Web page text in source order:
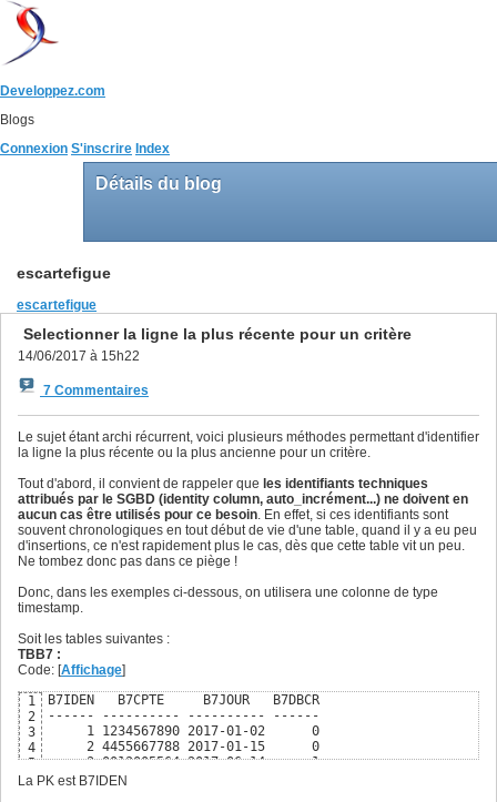
Developpez.com
Blogs
Connexion S'inscrire Index
Détails du blog
escartefigue
escartefigue
Selectionner la ligne la plus récente pour un critère
14/06/2017 à 15h22
7 Commentaires
Le sujet étant archi récurrent, voici plusieurs méthodes permettant d'identifier
la ligne la plus récente ou la plus ancienne pour un critère.
Tout d'abord, il convient de rappeler que les identifiants techniques
attribués par le SGBD (identity column, auto_incrément...) ne doivent en
aucun cas être utilisés pour ce besoin. En effet, si ces identifiants sont
souvent chronologiques en tout début de vie d'une table, quand il y a eu peu
d'insertions, ce n'est rapidement plus le cas, dès que cette table vit un peu.
Ne tombez donc pas dans ce piège !
Donc, dans les exemples ci-dessous, on utilisera une colonne de type
timestamp.
Soit les tables suivantes :
TBB7 :
Code: [Affichage]
1
2
3
4
5
6
B7IDEN   B7CPTE     B7JOUR   B7DBCR
------ ---------- ---------- ------
     1 1234567890 2017-01-02      0
     2 4455667788 2017-01-15      0
     3 0012005564 2017-06-14      1
     4 7564534231 2017-01-14      1
La PK est B7IDEN